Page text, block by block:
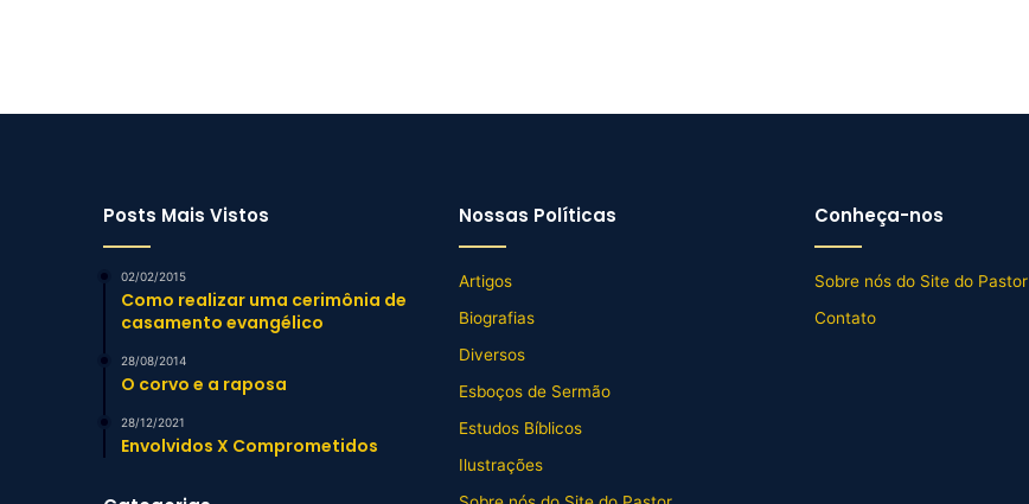
Posts Mais Vistos
02/02/2015
Como realizar uma cerimônia de
casamento evangélico
28/08/2014
O corvo e a raposa
28/12/2021
Envolvidos X Comprometidos
Nossas Políticas
Artigos
Biografias
Diversos
Esboços de Sermão
Estudos Bíblicos
Ilustrações
Conheça-nos
Sobre nós do Site do Pastor
Contato